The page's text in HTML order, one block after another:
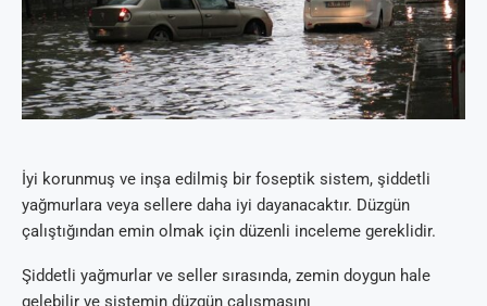
İyi korunmuş ve inşa edilmiş bir foseptik sistem, şiddetli
yağmurlara veya sellere daha iyi dayanacaktır. Düzgün
çalıştığından emin olmak için düzenli inceleme gereklidir.
Şiddetli yağmurlar ve seller sırasında, zemin doygun hale
gelebilir ve sistemin düzgün çalışmasını